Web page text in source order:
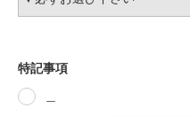
特記事項